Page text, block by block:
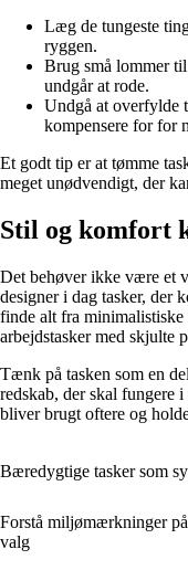
Læg de tungeste
ryggen.
Brug små lommer
undgår at rode.
Undgå at overfylde
kompensere for for
Et godt tip er at tømme
meget unødvendigt, der
Stil og komfort
Det behøver ikke være et
designer i dag tasker, der
finde alt fra
arbejdstasker med skjulte
Tænk på tasken som en
redskab, der skal fungere
bliver brugt oftere og
Bæredygtige tasker som
Forstå miljømærkninger
valg